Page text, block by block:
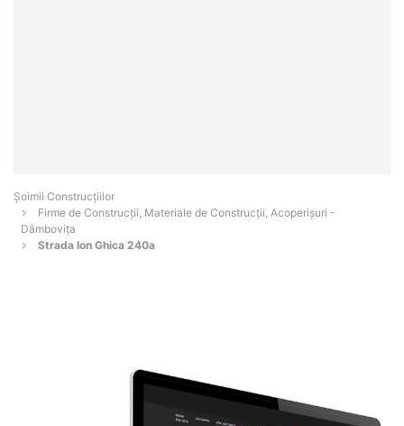
Șoimii Construcțiilor
Firme de Construcții, Materiale de Construcții, Acoperișuri -
Dâmboviţa
Strada Ion Ghica 240a